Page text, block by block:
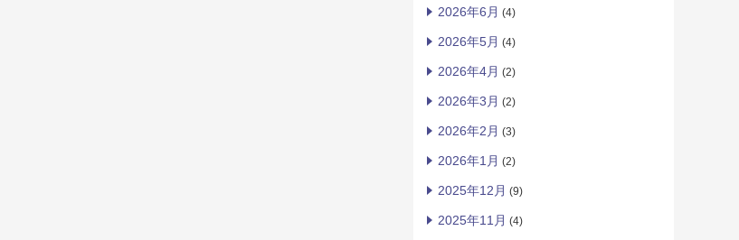
2026年6月 (4)
2026年5月 (4)
2026年4月 (2)
2026年3月 (2)
2026年2月 (3)
2026年1月 (2)
2025年12月 (9)
2025年11月 (4)